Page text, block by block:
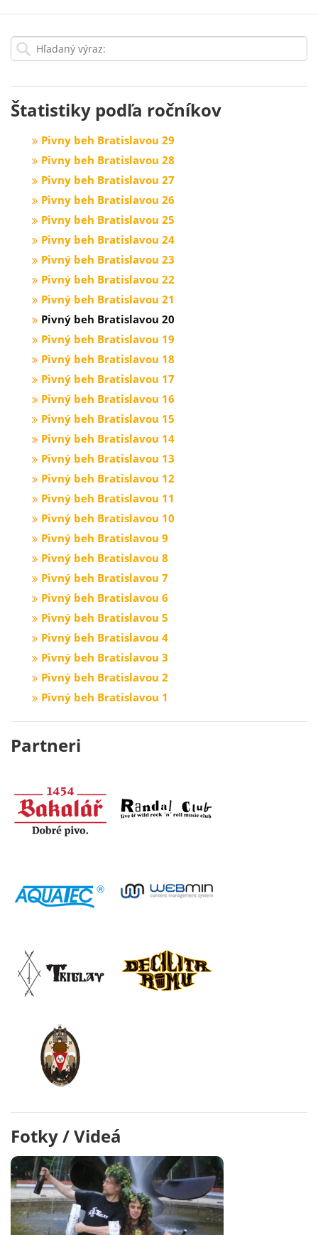
Štatistiky podľa ročníkov
Pivny beh Bratislavou 29
Pivny beh Bratislavou 28
Pivny beh Bratislavou 27
Pivny beh Bratislavou 26
Pivny beh Bratislavou 25
Pivny beh Bratislavou 24
Pivný beh Bratislavou 23
Pivný beh Bratislavou 22
Pivný beh Bratislavou 21
Pivný beh Bratislavou 20
Pivný beh Bratislavou 19
Pivný beh Bratislavou 18
Pivný beh Bratislavou 17
Pivný beh Bratislavou 16
Pivný beh Bratislavou 15
Pivný beh Bratislavou 14
Pivný beh Bratislavou 13
Pivný beh Bratislavou 12
Pivný beh Bratislavou 11
Pivný beh Bratislavou 10
Pivný beh Bratislavou 9
Pivný beh Bratislavou 8
Pivný beh Bratislavou 7
Pivný beh Bratislavou 6
Pivný beh Bratislavou 5
Pivný beh Bratislavou 4
Pivný beh Bratislavou 3
Pivný beh Bratislavou 2
Pivný beh Bratislavou 1
Partneri
Fotky / Videá